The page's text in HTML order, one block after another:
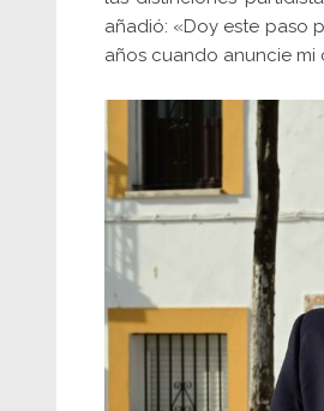
añadió: «Doy este paso
años cuando anuncie mi